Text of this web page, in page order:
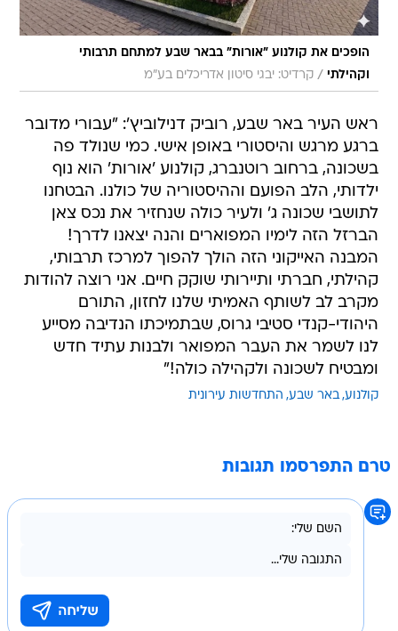
הופכים את קולנוע "אורות" בבאר שבע למתחם תרבותי
וקהילתי / קרדיט: יבגי סיטון אדריכלים בע"מ
​ראש העיר באר שבע, רוביק דנילוביץ': "עבורי מדובר
ברגע מרגש והיסטורי באופן אישי. כמי שנולד פה
בשכונה, ברחוב רוטנברג, קולנוע 'אורות' הוא נוף
ילדותי, הלב הפועם וההיסטוריה של כולנו. הבטחנו
לתושבי שכונה ג' ולעיר כולה שנחזיר את נכס צאן
הברזל הזה לימיו המפוארים והנה יצאנו לדרך! ​
המבנה האייקוני הזה הולך להפוך למרכז תרבותי,
קהילתי, חברתי ותיירותי שוקק חיים. אני רוצה להודות
מקרב לב לשותף האמיתי שלנו לחזון, התורם
היהודי-קנדי סטיבי גרוס, שבתמיכתו הנדיבה מסייע
לנו לשמר את העבר המפואר ולבנות עתיד חדש
ומבטיח לשכונה ולקהילה כולה!"
קולנוע באר שבע התחדשות עירונית
טרם התפרסמו תגובות